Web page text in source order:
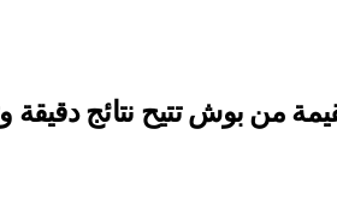
من بوش تتيح نتائج